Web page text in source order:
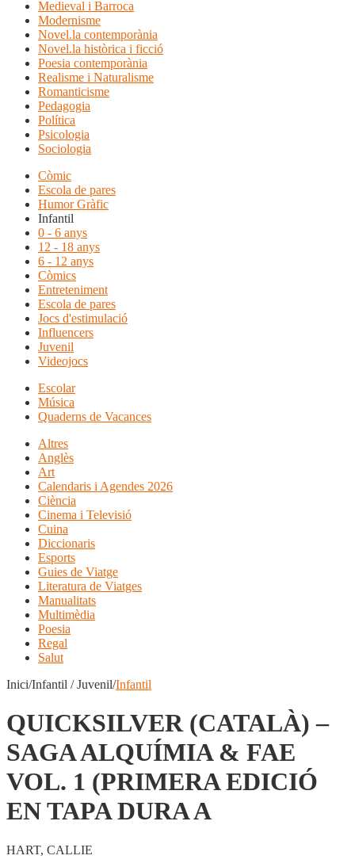
Medieval i Barroca
Modernisme
Novel.la contemporània
Novel.la històrica i ficció
Poesia contemporània
Realisme i Naturalisme
Romanticisme
Pedagogia
Política
Psicologia
Sociologia
Còmic
Escola de pares
Humor Gràfic
Infantil
0 - 6 anys
12 - 18 anys
6 - 12 anys
Còmics
Entreteniment
Escola de pares
Jocs d'estimulació
Influencers
Juvenil
Videojocs
Escolar
Música
Quaderns de Vacances
Altres
Anglès
Art
Calendaris i Agendes 2026
Ciència
Cinema i Televisió
Cuina
Diccionaris
Esports
Guies de Viatge
Literatura de Viatges
Manualitats
Multimèdia
Poesia
Regal
Salut
Inici/Infantil / Juvenil/Infantil
QUICKSILVER (CATALÀ) –
SAGA ALQUÍMIA & FAE
VOL. 1 (PRIMERA EDICIÓ
EN TAPA DURA A
HART, CALLIE